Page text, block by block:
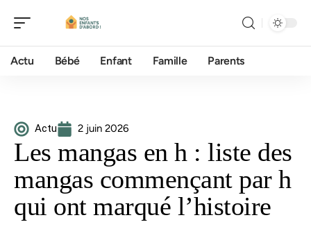
Actu Bébé Enfant Famille Parents
Actu 2 juin 2026
Les mangas en h : liste des
mangas commençant par h
qui ont marqué l’histoire